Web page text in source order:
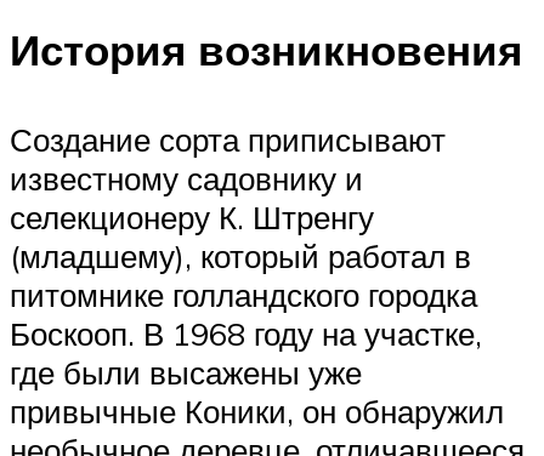
История возникновения
Создание сорта приписывают
известному садовнику и
селекционеру К. Штренгу
(младшему), который работал в
питомнике голландского городка
Боскооп. В 1968 году на участке,
где были высажены уже
привычные Коники, он обнаружил